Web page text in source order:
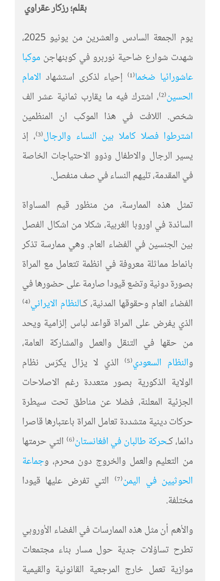
بقلم؛ رزكار عقراوي
يوم الجمعة السادس والعشرين من يونيو 2025،
شهدت شوارع ضاحية نوربرو في كوبنهاجنموكبا
عاشورائيا ضخما⁽¹⁾ إحياء لذكرى استشهاد
الامام
الحسين ⁽²⁾، اشترك فيه ما يقارب ثمانية عشر الف
شخص. اللافت في هذا الموكب ان المنظمين
اشترطوا فصلا كاملا بين النساء والرجال ⁽³⁾، إذ
يسير الرجال والاطفال وذوو الاحتياجات الخاصة
في المقدمة، تليهم النساء في صف منفصل.
تمثل هذه الممارسة، من منظور قيم المساواة
السائدة في اوروبا الغربية، شكلا من اشكال الفصل
بين الجنسين في الفضاء العام. وهي ممارسة تذكر
بانماط مماثلة معروفة في انظمة تتعامل مع المراة
بصورة دونية وتضع قيودا صارمة على حضورها في
الفضاء العام وحقوقها المدنية، كـالنظام الايراني ⁽⁴⁾
الذي يفرض على المراة قواعد لباس إلزامية ويحد
من حقها في التنقل والعمل والمشاركة العامة،
والنظام السعودي ⁽⁵⁾ الذي لا يزال يكرّس نظام
الولاية الذكورية بصور متعددة رغم الاصلاحات
الجزئية المعلنة، فضلا عن مناطق تحت سيطرة
حركات دينية متشددة تعامل المراة باعتبارها قاصرا
دائما، كـحركة طالبان في افغانستان ⁽⁶⁾ التي حرمتها
من التعليم والعمل والخروج دون محرم، وجماعة
الحوثيين في اليمن ⁽⁷⁾ التي تفرض عليها قيودا
مختلفة.
والأهم أن مثل هذه الممارسات في الفضاء الأوروبي
تطرح تساؤلات جدية حول مسار بناء مجتمعات
موازية تعمل خارج المرجعية القانونية والقيمية